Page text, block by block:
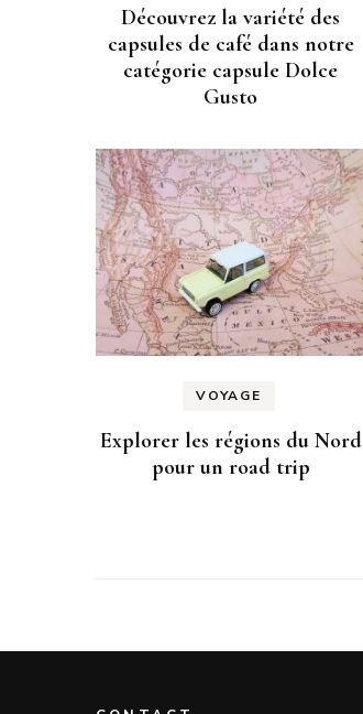
Découvrez la variété des
capsules de café dans notre
catégorie capsule Dolce
Gusto
VOYAGE
Explorer les régions du Nord
pour un road trip